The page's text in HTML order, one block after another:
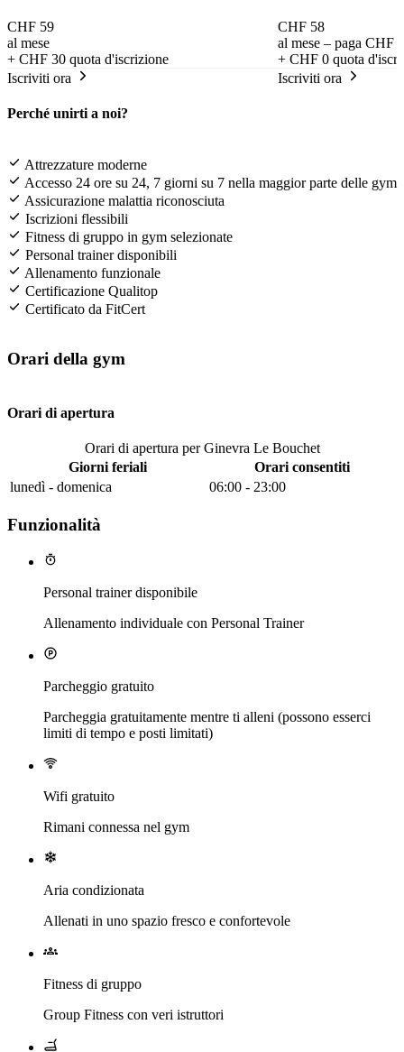
CHF 59
al mese
+ CHF 30 quota d'iscrizione
Iscriviti ora
CHF 58
al mese – paga CHF
+ CHF 0 quota
Iscriviti ora
Perché unirti a noi?
Attrezzature moderne
Accesso 24 ore su 24, 7 giorni su 7 nella maggior parte delle gym
Assicurazione malattia riconosciuta
Iscrizioni flessibili
Fitness di gruppo in gym selezionate
Personal trainer disponibili
Allenamento funzionale
Certificazione Qualitop
Certificato da FitCert
Orari della gym
Orari di apertura
Orari di apertura per Ginevra Le Bouchet
Giorni feriali
Orari consentiti
lunedì - domenica
06:00 - 23:00
Funzionalità
Personal trainer disponibile
Allenamento individuale con Personal Trainer
Parcheggio gratuito
Parcheggia gratuitamente mentre ti alleni (possono esserci
limiti di tempo e posti limitati)
Wifi gratuito
Rimani connessa nel gym
Aria condizionata
Allenati in uno spazio fresco e confortevole
Fitness di gruppo
Group Fitness con veri istruttori